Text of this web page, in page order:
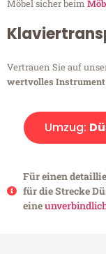
Möbel sicher beim
Vertrauen Sie auf
wertvolles
Umzug:
Für einen
für die Strecke
eine